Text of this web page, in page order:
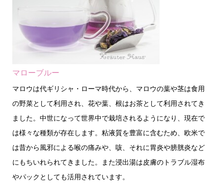
マローブルー
マロウは代ギリシャ・ローマ時代から、マロウの葉や茎は食用
の野菜として利用され、花や葉、根はお茶として利用されてき
ました。中世になって世界中で栽培されるようになり、現在で
は様々な種類が存在します。粘液質を豊富に含むため、欧米で
は昔から風邪による喉の痛みや、咳、それに胃炎や膀胱炎など
にもちいれられてきました。また浸出湯は皮膚のトラブル湿布
やパックとしても活用されています。